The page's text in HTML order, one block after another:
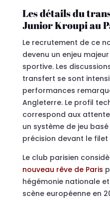
Les détails du
Junior Kroupi au
Le recrutement de ce
devenu un enjeu
sportive. Les
transfert se sont
performances
Angleterre. Le profil
correspond aux
un système de jeu
précision devant le filet
Le club parisien
nouveau rêve de Paris
hégémonie nationale
scène européenne en